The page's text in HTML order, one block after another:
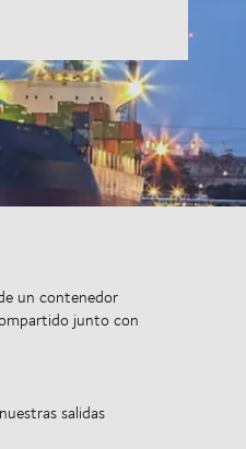
un contenedor
junto con
salidas